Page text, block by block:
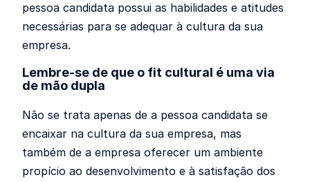
pessoa candidata possui as habilidades e atitudes
necessárias para se adequar à cultura da sua
empresa.
Lembre-se de que o fit cultural é uma via
de mão dupla
Não se trata apenas de a pessoa candidata se
encaixar na cultura da sua empresa, mas
também de a empresa oferecer um ambiente
propício ao desenvolvimento e à satisfação dos